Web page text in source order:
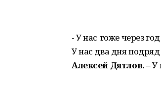
- У нас тоже через
У нас два дня
Алексей Дятлов.– У